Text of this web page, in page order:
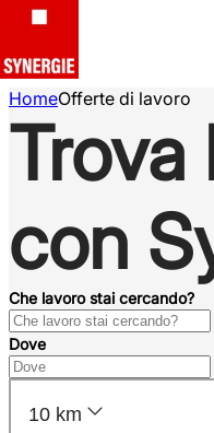
HomeOfferte di lavoro
Trova
con
Che lavoro stai cercando?
Dove
10 km